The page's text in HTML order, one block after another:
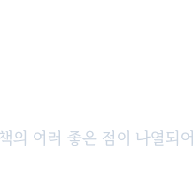
의 여러 좋은 점이 나열되어